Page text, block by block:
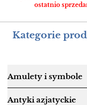
ostatnio
Kategorie
Amulety i symbole
Antyki azjatyckie